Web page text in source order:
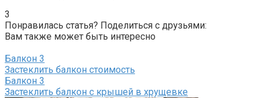
3
Понравилась статья? Поделиться с друзьями:
Вам также может быть интересно
Балкон 3
Застеклить балкон стоимость
Балкон 3
Застеклить балкон с крышей в хрущевке